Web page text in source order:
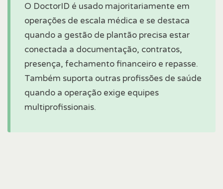
O DoctorID é usado majoritariamente em
operações de escala médica e se destaca
quando a gestão de plantão precisa estar
conectada a documentação, contratos,
presença, fechamento financeiro e repasse.
Também suporta outras profissões de saúde
quando a operação exige equipes
multiprofissionais.